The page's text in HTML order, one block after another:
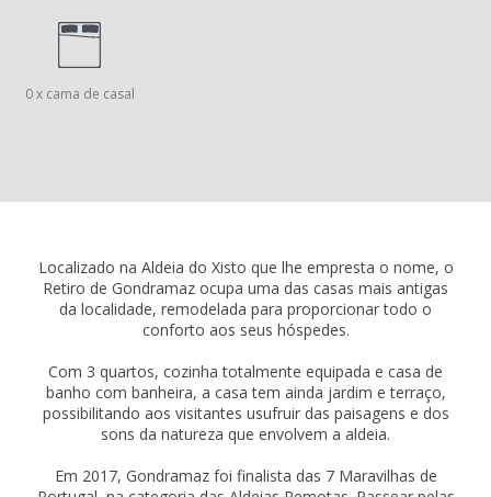
0 x cama de casal
Localizado na Aldeia do Xisto que lhe empresta o nome, o
Retiro de Gondramaz ocupa uma das casas mais antigas
da localidade, remodelada para proporcionar todo o
conforto aos seus hóspedes.
Com 3 quartos, cozinha totalmente equipada e casa de
banho com banheira, a casa tem ainda jardim e terraço,
possibilitando aos visitantes usufruir das paisagens e dos
sons da natureza que envolvem a aldeia.
Em 2017, Gondramaz foi finalista das 7 Maravilhas de